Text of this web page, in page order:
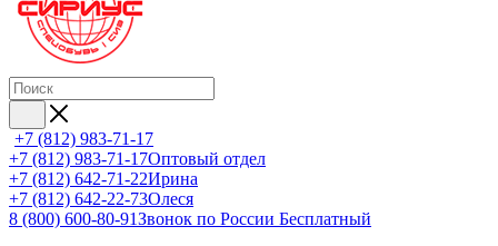
+7 (812) 983-71-17
+7 (812) 983-71-17Оптовый отдел
+7 (812) 642-71-22Ирина
+7 (812) 642-22-73Олеся
8 (800) 600-80-91Звонок по России Бесплатный